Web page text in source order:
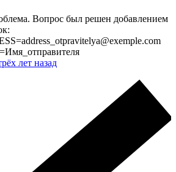
Вопрос был решен добавлением
лет назад